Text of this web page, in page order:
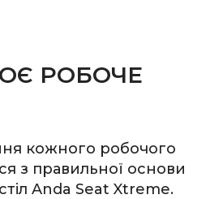
РОБОЧЕ
кожного робочого
з правильної основи
Anda Seat Xtreme.